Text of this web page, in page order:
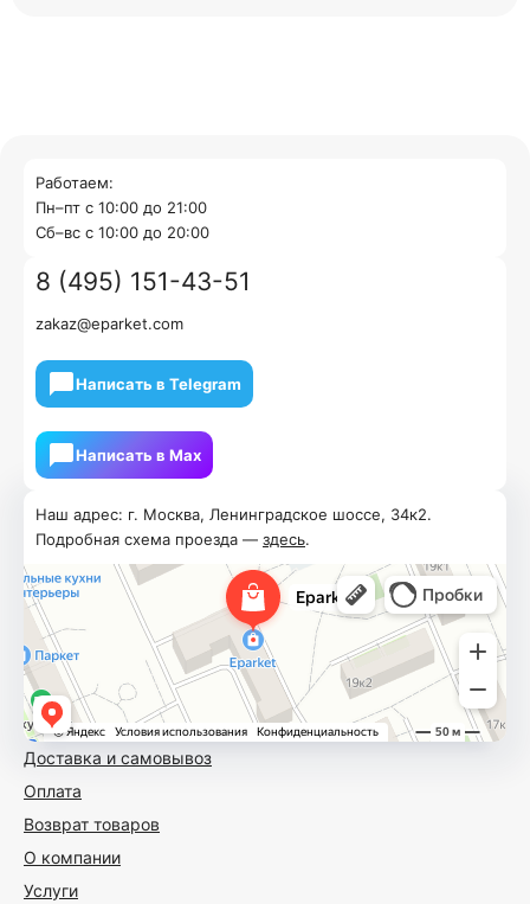
Доставка и самовывоз
Оплата
Возврат товаров
О компании
Услуги
Наш адрес: г. Москва, Ленинградское шоссе, 34к2.
Подробная схема проезда — здесь.
Работаем:
Пн–пт с 10:00 до 21:00
Cб–вс с 10:00 до 20:00
8 (495) 151-43-51
zakaz@eparket.com
Написать в Telegram
Написать в Мах